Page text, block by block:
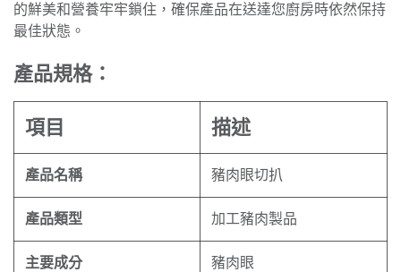
的鮮美和營養牢牢鎖住，確保產品在送達您廚房時依然保持
最佳狀態。
產品規格：
項目 描述
產品名稱 豬肉眼切扒
產品類型 加工豬肉製品
主要成分 豬肉眼